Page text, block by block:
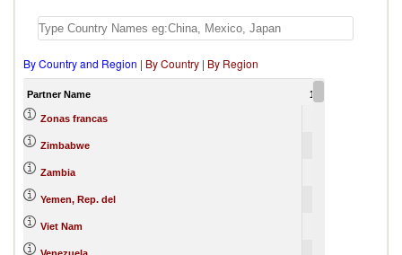
By Country and Region | By Country | By Region
Partner Name 1988
Zonas francas
Zimbabwe
Zambia
Yemen, Rep. del
Viet Nam